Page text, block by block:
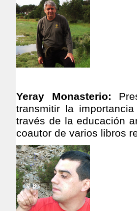
Yeray Monasterio:
transmitir la
través de la educación
coautor de varios libros